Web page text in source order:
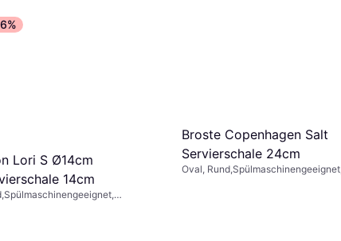
Lori S Ø14cm
14cm
Broste Copenhagen Salt
Servierschale 24cm
Oval, Rund,Spülmaschinengeeignet,